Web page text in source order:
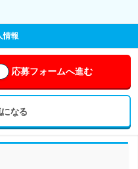
情報
応募フォームへ進む
なる